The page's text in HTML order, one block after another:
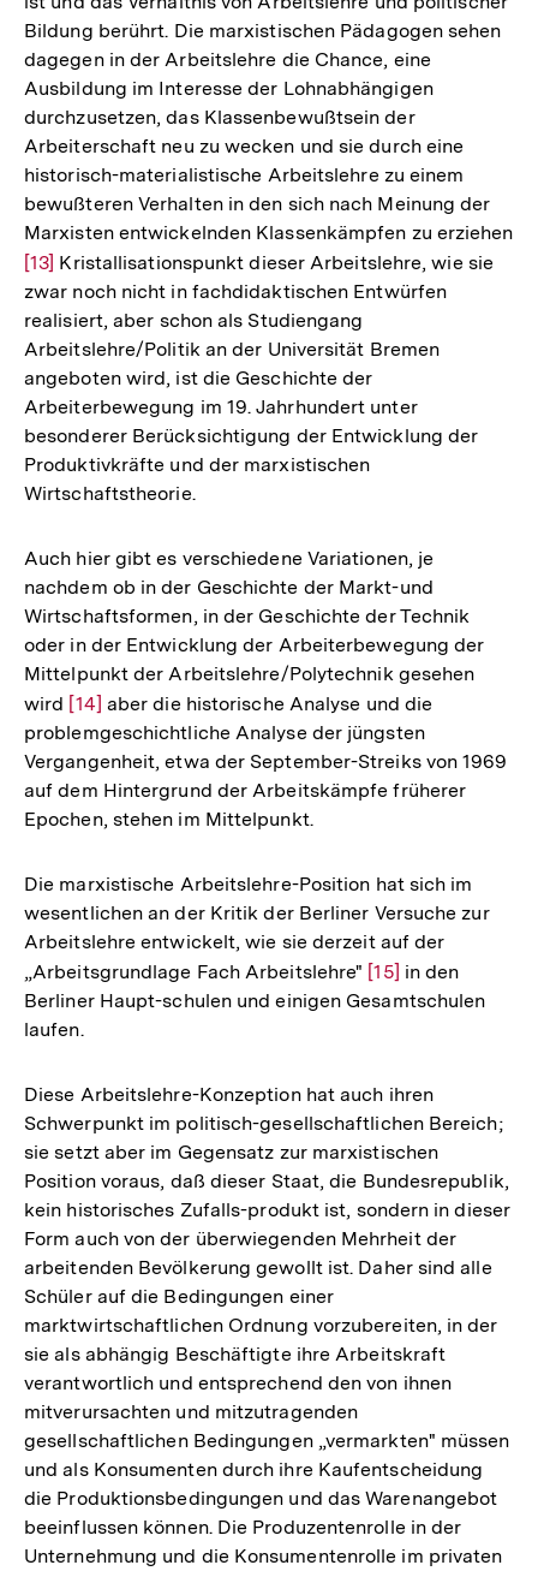
Bildung berührt. Die marxistischen Pädagogen sehen
dagegen in der Arbeitslehre die Chance, eine
Ausbildung im Interesse der Lohnabhängigen
durchzusetzen, das Klassenbewußtsein der
Arbeiterschaft neu zu wecken und sie durch eine
historisch-materialistische Arbeitslehre zu einem
bewußteren Verhalten in den sich nach Meinung der
Marxisten entwickelnden Klassenkämpfen zu erziehen
Zur
Auflösung
der
Fußnote
[13] Kristallisationspunkt dieser Arbeitslehre, wie sie
zwar noch nicht in fachdidaktischen Entwürfen
realisiert, aber schon als Studiengang
Arbeitslehre/Politik an der Universität Bremen
angeboten wird, ist die Geschichte der
Arbeiterbewegung im 19. Jahrhundert unter
besonderer Berücksichtigung der Entwicklung der
Produktivkräfte und der marxistischen
Wirtschaftstheorie.
Auch hier gibt es verschiedene Variationen, je
nachdem ob in der Geschichte der Markt-und
Wirtschaftsformen, in der Geschichte der Technik
oder in der Entwicklung der Arbeiterbewegung der
Mittelpunkt der Arbeitslehre/Polytechnik gesehen
wird Zur
Auflösung
der
Fußnote
[14] aber die historische Analyse und die
problemgeschichtliche Analyse der jüngsten
Vergangenheit, etwa der September-Streiks von 1969
auf dem Hintergrund der Arbeitskämpfe früherer
Epochen, stehen im Mittelpunkt.
Die marxistische Arbeitslehre-Position hat sich im
wesentlichen an der Kritik der Berliner Versuche zur
Arbeitslehre entwickelt, wie sie derzeit auf der
„Arbeitsgrundlage Fach Arbeitslehre" Zur
Auflösung
[15] in den
Berliner Haupt-schulen und einigen Gesamtschulen
laufen.
Diese Arbeitslehre-Konzeption hat auch ihren
Schwerpunkt im politisch-gesellschaftlichen Bereich;
sie setzt aber im Gegensatz zur marxistischen
Position voraus, daß dieser Staat, die Bundesrepublik,
kein historisches Zufalls-produkt ist, sondern in dieser
Form auch von der überwiegenden Mehrheit der
arbeitenden Bevölkerung gewollt ist. Daher sind alle
Schüler auf die Bedingungen einer
marktwirtschaftlichen Ordnung vorzubereiten, in der
sie als abhängig Beschäftigte ihre Arbeitskraft
verantwortlich und entsprechend den von ihnen
mitverursachten und mitzutragenden
gesellschaftlichen Bedingungen „vermarkten" müssen
und als Konsumenten durch ihre Kaufentscheidung
die Produktionsbedingungen und das Warenangebot
beeinflussen können. Die Produzentenrolle in der
Unternehmung und die Konsumentenrolle im privaten